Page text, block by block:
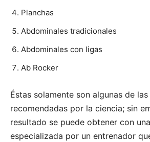
Planchas
Abdominales tradicionales
Abdominales con ligas
Ab Rocker
Éstas solamente son algunas de las
recomendadas por la ciencia; sin
resultado se puede obtener con
especializada por un entrenador